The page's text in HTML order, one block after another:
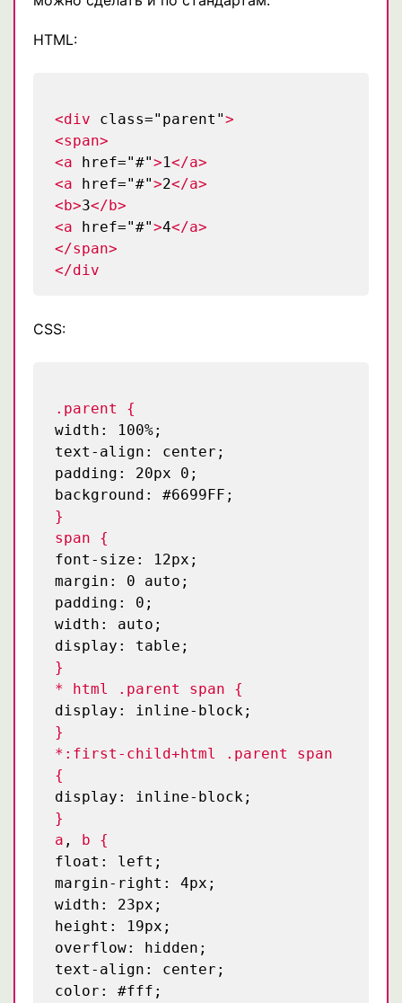
HTML:
<div class="parent">
<span>
<a href="#">1</a>
<a href="#">2</a>
<b>3</b>
<a href="#">4</a>
</span>
</div
CSS:
.parent {
width: 100%;
text-align: center;
padding: 20px 0;
background: #6699FF;
}
span {
font-size: 12px;
margin: 0 auto;
padding: 0;
width: auto;
display: table;
}
* html .parent span {
display: inline-block;
}
*:first-child+html .parent span
{
display: inline-block;
}
a ,
b {
float: left;
margin-right: 4px;
width: 23px;
height: 19px;
overflow: hidden;
text-align: center;
color: #fff;